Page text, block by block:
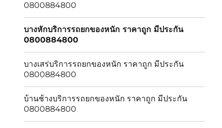
0800884800
บางหักบริการรถยกของหนัก ราคาถูก มีประกัน
0800884800
บางเสร่บริการรถยกของหนัก ราคาถูก มีประกัน
0800884800
บ้านช้างบริการรถยกของหนัก ราคาถูก มีประกัน
0800884800